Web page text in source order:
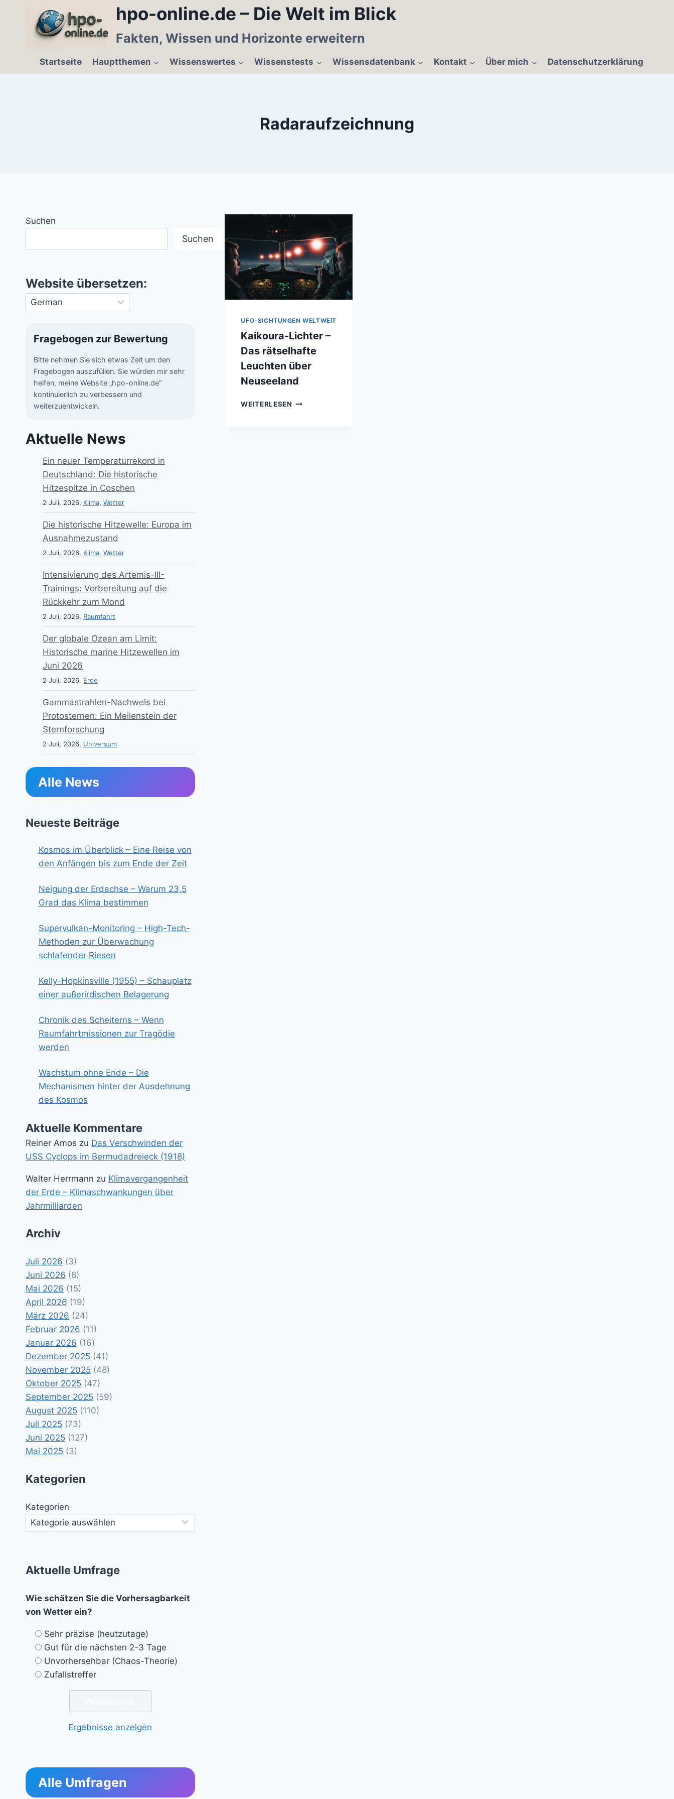
hpo-online.de – Die Welt im Blick
Fakten, Wissen und Horizonte erweitern
Startseite Hauptthemen Wissenswertes Wissenstests Wissensdatenbank Kontakt Über mich Datenschutzerklärung
Radaraufzeichnung
UFO-SICHTUNGEN WELTWEIT
Kaikoura-Lichter –
Das rätselhafte
Leuchten über
Neuseeland
WEITERLESEN KAIKOURA-
Suchen
Suchen
Website übersetzen:
Fragebogen zur Bewertung
Bitte nehmen Sie sich etwas Zeit um den
Fragebogen auszufüllen. Sie würden mir sehr
helfen, meine Website „hpo-online.de“
kontinuierlich zu verbessern und
weiterzuentwickeln.
Aktuelle News
Ein neuer Temperaturrekord in
Deutschland: Die historische
Hitzespitze in Coschen
2 Juli, 2026, Klima, Wetter
Die historische Hitzewelle: Europa im
Ausnahmezustand
2 Juli, 2026, Klima, Wetter
Intensivierung des Artemis-III-
Trainings: Vorbereitung auf die
Rückkehr zum Mond
2 Juli, 2026, Raumfahrt
Der globale Ozean am Limit:
Historische marine Hitzewellen im
Juni 2026
2 Juli, 2026, Erde
Gammastrahlen-Nachweis bei
Protosternen: Ein Meilenstein der
Sternforschung
2 Juli, 2026, Universum
Alle News
Neueste Beiträge
Kosmos im Überblick – Eine Reise von
den Anfängen bis zum Ende der Zeit
Neigung der Erdachse – Warum 23,5
Grad das Klima bestimmen
Supervulkan-Monitoring – High-Tech-
Methoden zur Überwachung
schlafender Riesen
Kelly-Hopkinsville (1955) – Schauplatz
einer außerirdischen Belagerung
Chronik des Scheiterns – Wenn
Raumfahrtmissionen zur Tragödie
werden
Wachstum ohne Ende – Die
Mechanismen hinter der Ausdehnung
des Kosmos
Aktuelle Kommentare
Reiner Amos zu Das Verschwinden der
USS Cyclops im Bermudadreieck (1918)
Walter Herrmann zu Klimavergangenheit
der Erde – Klimaschwankungen über
Jahrmilliarden
Archiv
Juli 2026 (3)
Juni 2026 (8)
Mai 2026 (15)
April 2026 (19)
März 2026 (24)
Februar 2026 (11)
Januar 2026 (16)
Dezember 2025 (41)
November 2025 (48)
Oktober 2025 (47)
September 2025 (59)
August 2025 (110)
Juli 2025 (73)
Juni 2025 (127)
Mai 2025 (3)
Kategorien
Kategorien
Aktuelle Umfrage
Wie schätzen Sie die Vorhersagbarkeit
von Wetter ein?
Sehr präzise (heutzutage)
Gut für die nächsten 2-3 Tage
Unvorhersehbar (Chaos-Theorie)
Zufallstreffer
Ergebnisse anzeigen
Alle Umfragen